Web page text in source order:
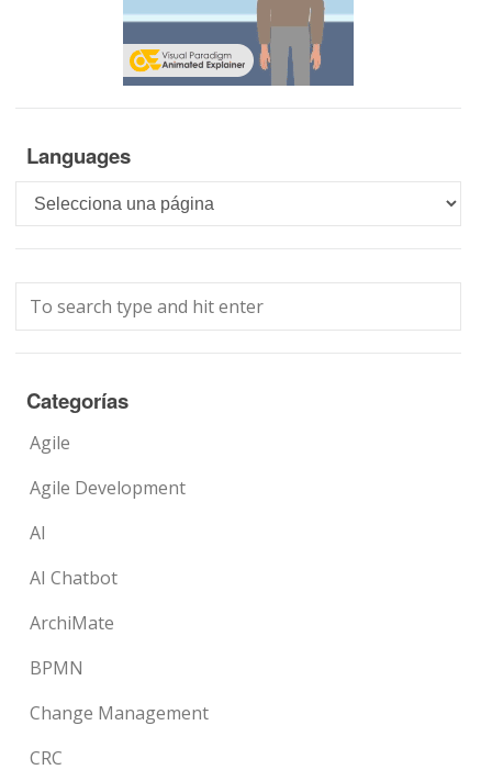
Languages
Languages
Categorías
Agile
Agile Development
AI
AI Chatbot
ArchiMate
BPMN
Change Management
CRC